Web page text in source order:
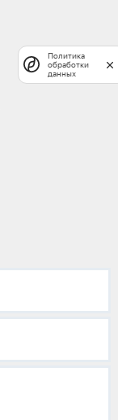
Политика
обработки
данных